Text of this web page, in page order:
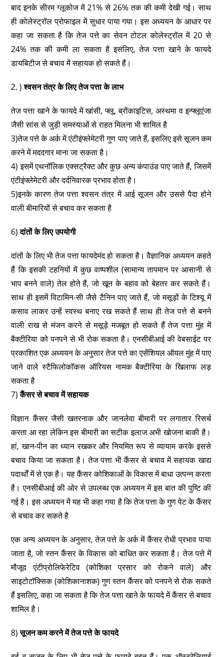
बाद इनके सीरम ग्लूकोज में 21% से 26% तक की कमी देखी गई। साथ
ही कोलेस्ट्रॉल प्रोफाइल में सुधार पाया गया। इस अध्ययन के आधार पर
कहा जा सकता है कि तेज पत्ते का सेवन टोटल कोलेस्ट्रॉल में 20 से
24% तक की कमी ला सकता है इसलिए, तेज पत्ता खाने के फायदे
डायबिटीज से बचाव में सहायक हो सकते हैं।
2. )श्वसन तंत्र के लिए तेज पत्ता के लाभ
तेज पत्ता खाने के फायदे में खांसी, फ्लू, ब्रोंकाइटिस, अस्थमा व इन्फ्लूएंजा
जैसी सांस से जुड़ी समस्याओं से राहत मिलना भी शामिल है
3)तेज पत्ते के अर्क में एंटीइंफ्लेमेटरी गुण पाए जाते हैं, इसलिए इसे सूजन कम
करने में मददगार माना जा सकता है।
4) इसमें एथनॉलिक एक्सट्रैक्ट और कुछ अन्य कंपाउंड पाए जाते हैं, जिसमें
एंटीइंफ्लेमेटरी और दर्दनिवारक प्रभाव होता है।
5)इनके कारण तेज पत्ता श्वसन तंत्र में आई सूजन और उससे पैदा होने
वाली बीमारियों से बचाव कर सकता है
6)दांतों के लिए उपयोगी
दांतों के लिए भी तेज पत्ता फायदेमंद हो सकता है। वैज्ञानिक अध्ययन कहते
हैं कि इसकी टहनियों में कुछ वाष्पशील (सामान्य तापमान पर आसानी से
भाप बनने वाले) तेल होते हैं, जो खून के बहाव को बेहतर कर सकते हैं।
साथ ही इसमें विटामिन-सी जैसे टैनिन पाए जाते हैं, जो मसूड़ों के टिश्यू में
कसाव लाकर उन्हें स्वस्थ बनाए रख सकते हैं साथ ही तेज पत्ते से बनने
वाली राख से मंजन करने से मसूड़े मजबूत हो सकते हैं तेज पत्ता मुंह में
बैक्टीरिया को पनपने से भी रोक सकता है। एनसीबीआई की वेबसाईट पर
प्रकाशित एक अध्ययन के अनुसार तेज पत्ते का एसेंशियल ऑयल मुंह में पाए
जाने वाले स्टैफिलोकॉकस ऑरियस नामक बैक्टीरिया के खिलाफ लड़
सकता है
7)कैंसर से बचाव में सहायक
विज्ञान कैंसर जैसी खतरनाक और जानलेवा बीमारी पर लगातार रिसर्च
करता आ रहा लेकिन इस बीमारी का सटीक इलाज अभी खोजना बाकी है।
हां, खान-पीन का ध्यान रखकर और नियमित रूप से व्यायाम करके इससे
बचाव किया जा सकता है। तेज पत्ता भी कैंसर से बचाव में सहायक खाद्य
पदार्थों में से एक है। यह कैंसर कोशिकाओं के विकास में बाधा उत्पन्न करता
है। एनसीबीआई की ओर से उपलब्ध एक अध्ययन में इस बात की पुष्टि की
गई है। इस अध्ययन में यह भी कहा गया है कि तेज पत्ता के गुण पेट के कैंसर
से बचाव कर सकते है
एक अन्य अध्ययन के अनुसार, तेज पत्ते के अर्क में कैंसर रोधी प्रभाव पाया
जाता है, जो स्तन कैंसर के विकास को बाधित कर सकता है। तेज पत्ते में
मौजूद एंटीप्रोलिफेरेटिव (कोशिका प्रसार को रोकने वाले) और
साइटोटॉक्सिक (कोशिकानाशक) गुण स्तन कैंसर को पनपने से रोक सकते
हैं इसलिए, कहा जा सकता है कि तेज पत्ता खाने के फायदे में कैंसर से बचाव
शामिल है।
8)सूजन कम करने में तेज पत्ते के फायदे